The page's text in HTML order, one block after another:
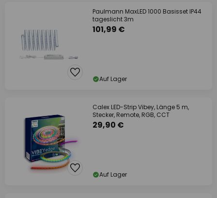
Paulmann MaxLED 1000 Basisset IP44
tageslicht 3m
101,99 €
Auf Lager
Calex LED-Strip Vibey, Länge 5 m,
Stecker, Remote, RGB, CCT
29,90 €
Auf Lager